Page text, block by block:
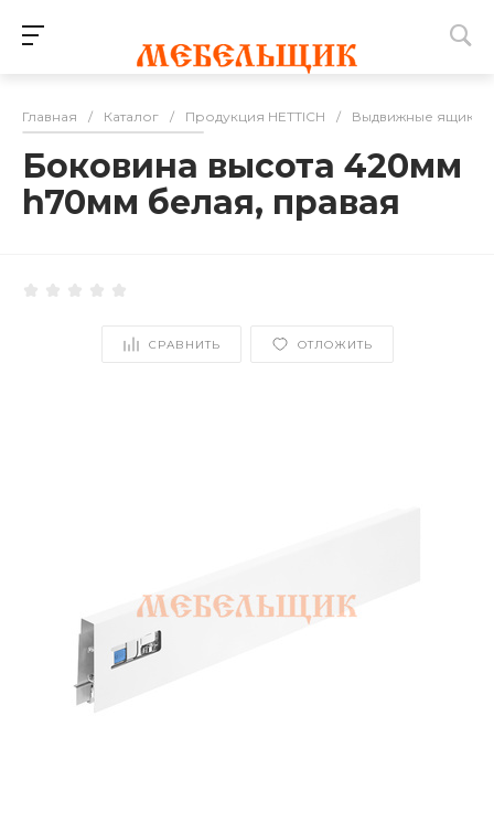
Главная / Каталог / Продукция HETTICH / Выдвижные ящики
Боковина высота 420мм
h70мм белая, правая
СРАВНИТЬ ОТЛОЖИТЬ